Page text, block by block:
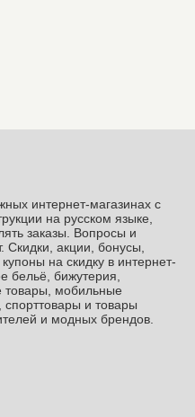
интернет-магазинах c
на русском языке,
заказы. Вопросы и
Скидки, акции, бонусы,
на скидку в интернет-
бельё, бижутерия,
товары, мобильные
и товары
и модных брендов.